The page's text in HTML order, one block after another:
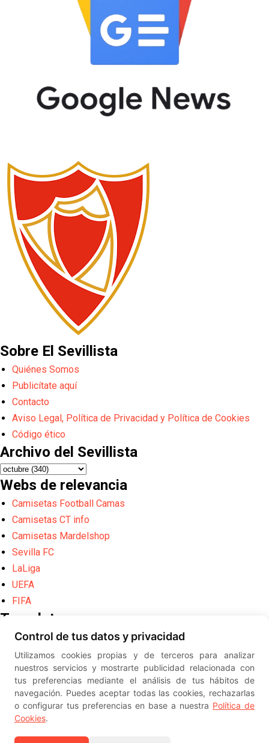
Sobre El Sevillista
Quiénes Somos
Publicítate aquí
Contacto
Aviso Legal, Política de Privacidad y Política de Cookies
Código ético
Archivo del Sevillista
Webs de relevancia
Camisetas Football Camas
Camisetas CT info
Camisetas Mardelshop
Sevilla FC
LaLiga
UEFA
FIFA
Translate
Powered by
Translate
Diseño web creado por Erick
© ElSevillista.es - Información sobre
el Sevilla FC, Sevilla Atlético, Sevilla Femenino y su Cantera
-- --
Control de tus datos y privacidad
Utilizamos cookies propias y de terceros para analizar
nuestros servicios y mostrarte publicidad relacionada con
tus preferencias mediante el análisis de tus hábitos de
navegación. Puedes aceptar todas las cookies, rechazarlas
o configurar tus preferencias en base a nuestra Política de
Cookies.
2026